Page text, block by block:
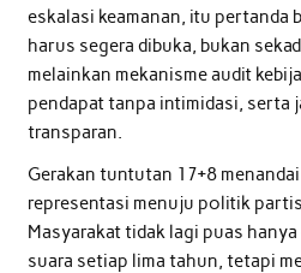
eskalasi keamanan, itu pertanda
harus segera dibuka, bukan
melainkan mekanisme audit
pendapat tanpa intimidasi, serta
transparan.
Gerakan tuntutan 17+8
representasi menuju politik
Masyarakat tidak lagi puas
suara setiap lima tahun, tetapi